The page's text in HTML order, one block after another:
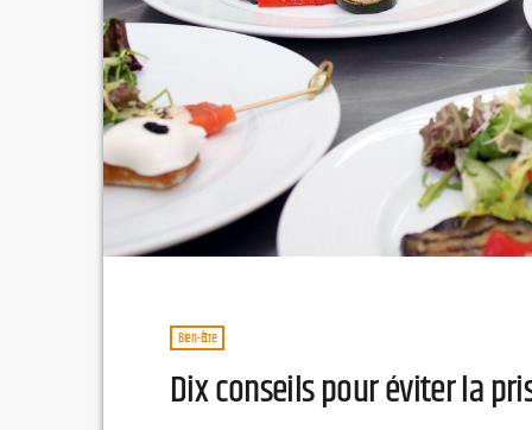
Bien-Être
Dix conseils pour éviter la